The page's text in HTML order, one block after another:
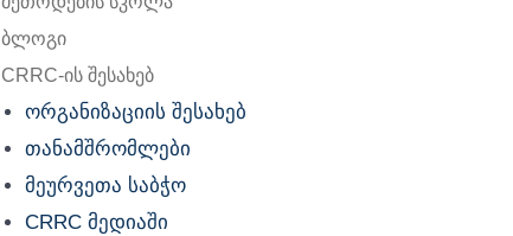
ბლოგი
CRRC-ის შესახებ
ორგანიზაციის შესახებ
თანამშრომლები
მეურვეთა საბჭო
CRRC მედიაში